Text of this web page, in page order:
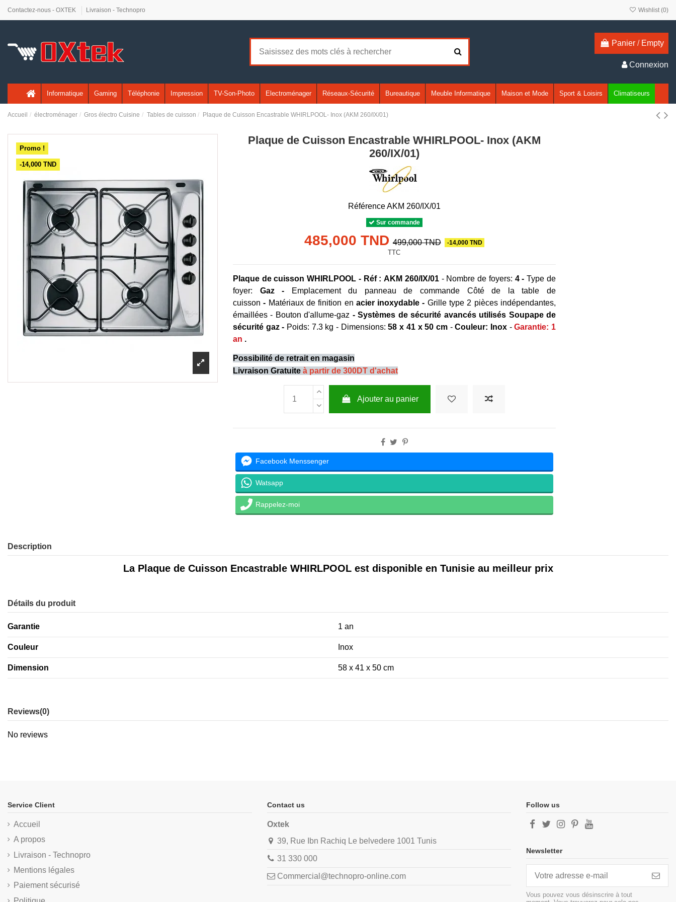
Contactez-nous - OXTEK Livraison - Technopro Wishlist (0)
Panier / Empty
Connexion
Informatique Gaming Téléphonie Impression TV-Son-Photo Electroménager Réseaux-Sécurité Bureautique Meuble Informatique Maison et Mode Sport & Loisirs Climatiseurs
Accueil électroménager Gros électro Cuisine Tables de cuisson Plaque de Cuisson Encastrable WHIRLPOOL- Inox (AKM 260/IX/01)
Promo !
-14,000 TND
Plaque de Cuisson Encastrable WHIRLPOOL- Inox (AKM
260/IX/01)
RéférenceAKM 260/IX/01
Sur commande
485,000 TND 499,000 TND -14,000 TND
TTC
Plaque de cuisson WHIRLPOOL - Réf : AKM 260/IX/01- Nombre de foyers: 4 -Type de
foyer: Gaz -
Emplacement du panneau de commande Côté de la table de
cuisson - Matériaux de finition en acier inoxydable - Grille type 2 pièces indépendantes,
émaillées - Bouton d'allume-gaz - Systèmes de sécurité avancés utilisés Soupape de
sécurité gaz - Poids: 7.3 kg - Dimensions:58 x 41 x 50 cm-Couleur: Inox-Garantie: 1
an .
Possibilité de retrait en magasin
Livraison Gratuite à partir de 300DT d'achat
Ajouter au panier
Facebook Menssenger
Watsapp
Rappelez-moi
Description
La Plaque de Cuisson Encastrable WHIRLPOOLest disponible en Tunisie au meilleur prix
Détails du produit
Garantie 1 an
Couleur Inox
Dimension 58 x 41 x 50 cm
Reviews(0)
No reviews
Service Client
Accueil
A propos
Livraison - Technopro
Mentions légales
Paiement sécurisé
Contact us
Oxtek
39, Rue Ibn Rachiq Le belvedere 1001 Tunis
31 330 000
Commercial@technopro-online.com
Follow us
Newsletter
Vous pouvez vous désinscrire à tout